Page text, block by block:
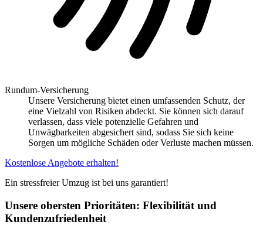
Rundum-Versicherung
Unsere Versicherung bietet einen umfassenden Schutz, der
eine Vielzahl von Risiken abdeckt. Sie können sich darauf
verlassen, dass viele potenzielle Gefahren und
Unwägbarkeiten abgesichert sind, sodass Sie sich keine
Sorgen um mögliche Schäden oder Verluste machen müssen.
Kostenlose Angebote erhalten!
Ein stressfreier Umzug ist bei uns garantiert!
Unsere obersten Prioritäten: Flexibilität und
Kundenzufriedenheit